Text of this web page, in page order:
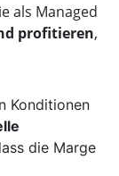
als Managed
profitieren,
Konditionen
die Marge